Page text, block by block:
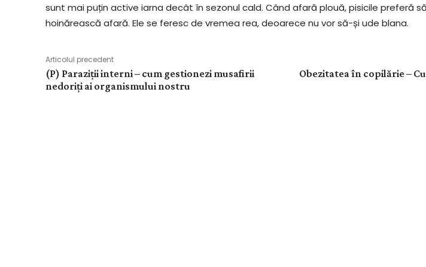
sunt mai puțin active iarna decât în sezonul cald. Când afară plouă, pisicile preferă
hoinărească afară. Ele se feresc de vremea rea, deoarece nu vor să-și ude blana.
Articolul precedent
(P) Paraziții interni – cum gestionezi musafirii
nedoriți ai organismului nostru
Obezitatea în copilărie –